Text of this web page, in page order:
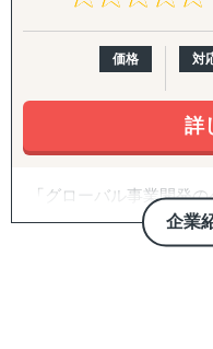
B2B深耕：
新規アプローチ継続、
買・代理店）
B2C/プロモーション：
Amazon広告運用・コン
ルエンサーマーケ、ク
ーチ
バックオフィス・現地
で、企業規模を問わず
リューションを提供
・B2B領域（商社/卸売/
ロジー）、B2C領域（
品/店舗サービス/エンタ
上の豊富なプロジェクト
① 初期投資を抑えつつ
トの最大化を目的とす
した海外潜在顧客発掘
価格 対
詳
企業
「グローバル事業開発
出、海外事業開発の初